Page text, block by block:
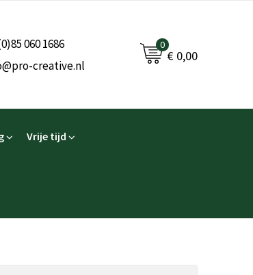
060 1686
creative.nl
0
€ 0,00
Vrije tijd